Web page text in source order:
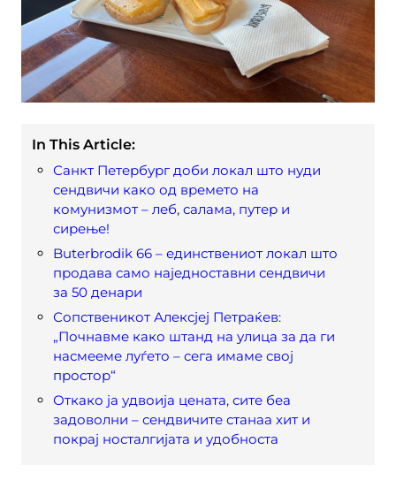
In This Article:
Санкт Петербург доби локал што нуди
сендвичи како од времето на
комунизмот – леб, салама, путер и
сирење!
Buterbrodik 66 – единствениот локал што
продава само наједноставни сендвичи
за 50 денари
Сопственикот Алексјеј Петраќев:
„Почнавме како штанд на улица за да ги
насмееме луѓето – сега имаме свој
простор“
Откако ја удвоија цената, сите беа
задоволни – сендвичите станаа хит и
покрај носталгијата и удобноста